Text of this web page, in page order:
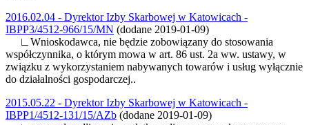
2016.02.04 - Dyrektor Izby Skarbowej w Katowicach -
IBPP3/4512-966/15/MN (dodane 2019-01-09)
∟Wnioskodawca, nie będzie zobowiązany do stosowania
współczynnika, o którym mowa w art. 86 ust. 2a ww. ustawy, w
związku z wykorzystaniem nabywanych towarów i usług wyłącznie
do działalności gospodarczej..
2015.05.22 - Dyrektor Izby Skarbowej w Katowicach -
IBPP1/4512-131/15/AZb (dodane 2019-01-09)